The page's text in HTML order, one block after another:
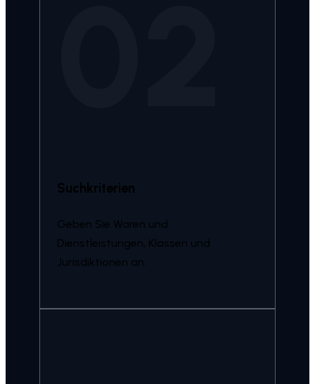
Suchkriterien
Geben Sie Waren und
Dienstleistungen, Klassen und
Jurisdiktionen an.